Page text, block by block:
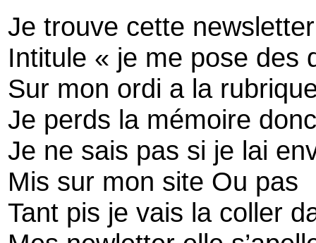
Je trouve cette newsletter
Intitule « je me pose des
Sur mon ordi a la
Je perds la mémoire donc
Je ne sais pas si je lai
Mis sur mon site Ou pas
Tant pis je vais la coller